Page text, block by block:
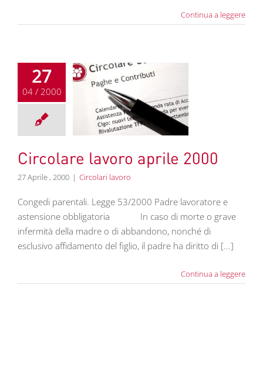
Continua a leggere
27
04 / 2000
lavoro aprile
lavoro
Circolare lavoro aprile 2000
27 Aprile , 2000 | Circolari lavoro
Congedi parentali. Legge 53/2000 Padre lavoratore e
astensione obbligatoria In caso di morte o grave
infermità della madre o di abbandono, nonché di
esclusivo affidamento del figlio, il padre ha diritto di [...]
Continua a leggere